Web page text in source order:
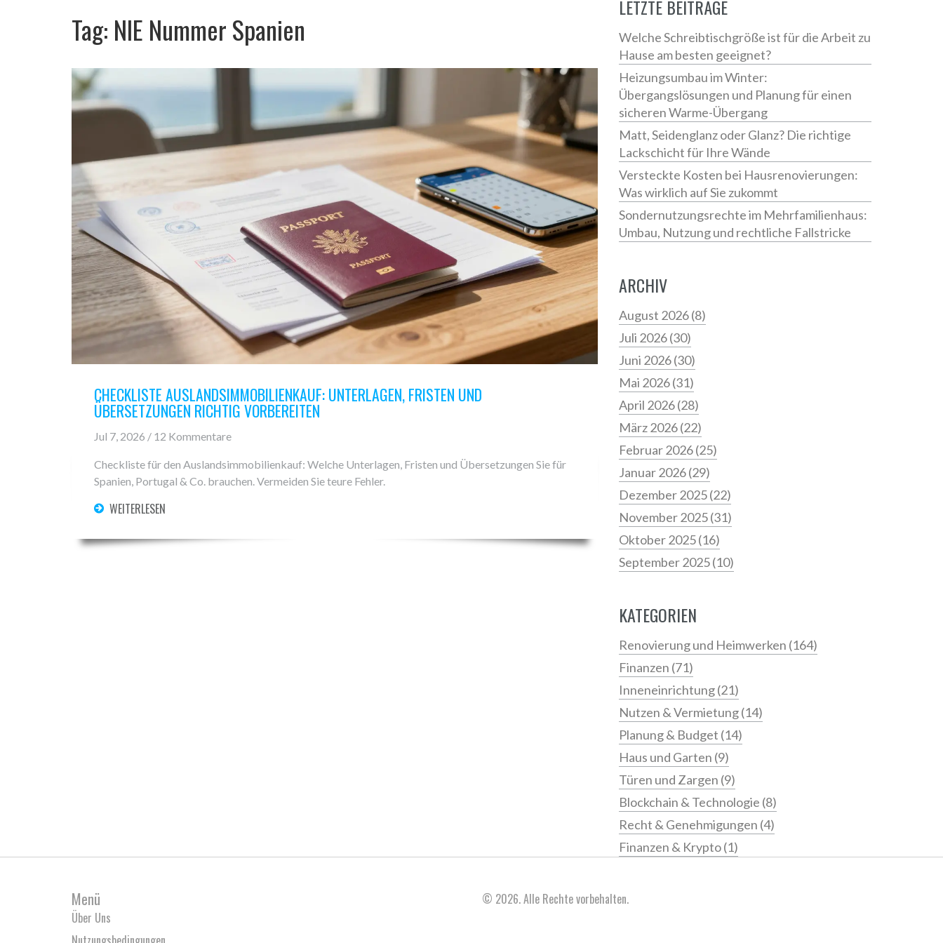
Tag: NIE Nummer Spanien
CHECKLISTE AUSLANDSIMMOBILIENKAUF: UNTERLAGEN, FRISTEN UND
ÜBERSETZUNGEN RICHTIG VORBEREITEN
Jul 7, 2026 / 12 Kommentare
Checkliste für den Auslandsimmobilienkauf: Welche Unterlagen, Fristen und Übersetzungen Sie für
Spanien, Portugal & Co. brauchen. Vermeiden Sie teure Fehler.
WEITERLESEN
LETZTE BEITRÄGE
Welche Schreibtischgröße ist für die Arbeit zu
Hause am besten geeignet?
Heizungsumbau im Winter:
Übergangslösungen und Planung für einen
sicheren Warme-Übergang
Matt, Seidenglanz oder Glanz? Die richtige
Lackschicht für Ihre Wände
Versteckte Kosten bei Hausrenovierungen:
Was wirklich auf Sie zukommt
Sondernutzungsrechte im Mehrfamilienhaus:
Umbau, Nutzung und rechtliche Fallstricke
ARCHIV
August 2026(8)
Juli 2026(30)
Juni 2026(30)
Mai 2026(31)
April 2026(28)
März 2026(22)
Februar 2026(25)
Januar 2026(29)
Dezember 2025(22)
November 2025(31)
Oktober 2025(16)
September 2025(10)
KATEGORIEN
Renovierung und Heimwerken (164)
Finanzen (71)
Inneneinrichtung(21)
Nutzen & Vermietung(14)
Planung & Budget (14)
Haus und Garten (9)
Türen und Zargen (9)
Blockchain & Technologie (8)
Recht & Genehmigungen (4)
Finanzen & Krypto(1)
Menü
Über Uns
© 2026. Alle Rechte vorbehalten.